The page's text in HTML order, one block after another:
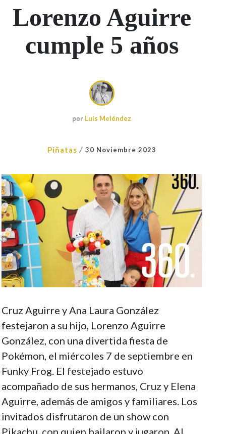
Lorenzo Aguirre
cumple 5 años
por Luis Meléndez
Piñatas / 30 Noviembre 2023
Cruz Aguirre y Ana Laura González
festejaron a su hijo, Lorenzo Aguirre
González, con una divertida fiesta de
Pokémon, el miércoles 7 de septiembre en
Funky Frog. El festejado estuvo
acompañado de sus hermanos, Cruz y Elena
Aguirre, además de amigos y familiares. Los
invitados disfrutaron de un show con
Pikachu, con quien bailaron y jugaron. Al